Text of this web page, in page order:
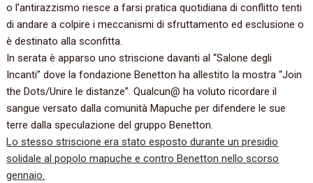
o l’antirazzismo riesce a farsi pratica quotidiana di conflitto tenti
di andare a colpire i meccanismi di sfruttamento ed esclusione o
è destinato alla sconfitta.
In serata è apparso uno striscione davanti al “Salone degli
Incanti” dove la fondazione Benetton ha allestito la mostra “Join
the Dots/Unire le distanze”. Qualcun@ ha voluto ricordare il
sangue versato dalla comunità Mapuche per difendere le sue
terre dalla speculazione del gruppo Benetton.
Lo stesso striscione era stato esposto durante un presidio
solidale al popolo mapuche e contro Benetton nello scorso
gennaio.